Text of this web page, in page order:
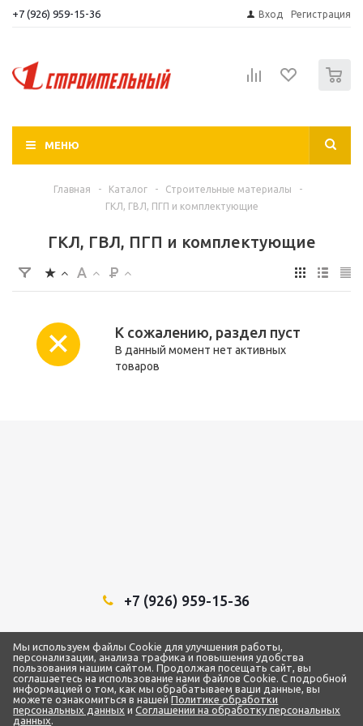
+7 (926) 959-15-36 Вход Регистрация
МЕНЮ
Главная - Каталог - Строительные материалы
-
ГКЛ, ГВЛ, ПГП и комплектующие
ГКЛ, ГВЛ, ПГП и комплектующие
К сожалению, раздел пуст
В данный момент нет активных
товаров
+7 (926) 959-15-36
2018 - 2026 © ТЦ “1Строительный”
ИП Самарин Александр Владимирович
Мы используем файлы Cookie для улучшения работы,
персонализации, анализа трафика и повышения удобства
пользования нашим сайтом. Продолжая посещать сайт, вы
соглашаетесь на использование нами файлов Cookie. С подробной
информацией о том, как мы обрабатываем ваши данные, вы
можете ознакомиться в нашейПолитике обработки
персональных данных иСоглашении на обработку персональных
данных.